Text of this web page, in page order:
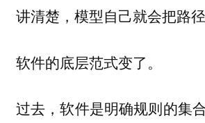
讲清楚，模型自己就会把路径
软件的底层范式变了。
过去，软件是明确规则的集